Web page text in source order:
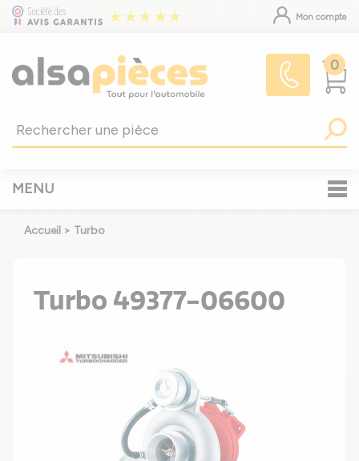
Mon compte
0
MENU
Accueil > Turbo
Turbo 49377-06600